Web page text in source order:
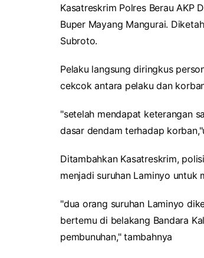
Kasatreskrim Polres Berau AKP
Buper Mayang Mangurai.
Subroto.
Pelaku langsung diringkus
cekcok antara pelaku dan
"setelah mendapat keterangan
dasar dendam terhadap
Ditambahkan Kasatreskrim,
menjadi suruhan Laminyo untuk
"dua orang suruhan Laminyo
bertemu di belakang Bandara
pembunuhan," tambahnya